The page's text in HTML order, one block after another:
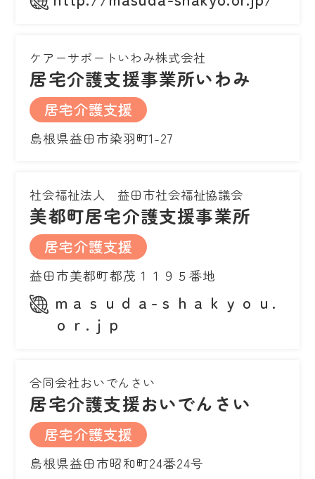
ケアーサポートいわみ株式会社
居宅介護支援事業所いわみ
居宅介護支援
島根県益田市染羽町1-27
社会福祉法人 益田市社会福祉協議会
美都町居宅介護支援事業所
居宅介護支援
益田市美都町都茂１１９５番地
ｍａｓｕｄａ-ｓｈａｋｙｏｕ.
ｏｒ.ｊｐ
合同会社おいでんさい
居宅介護支援おいでんさい
居宅介護支援
島根県益田市昭和町24番24号